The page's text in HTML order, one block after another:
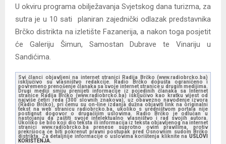
U okviru programa obilježavanja Svjetskog dana turizma, za
sutra je u 10 sati planiran zajednički odlazak predstavnika
Brčko distrikta na izletište Fazanerija, a nakon toga posjetit
će Galeriju Šimun, Samostan Dubrave te Vinariju u
Sandićima.
Svi članci objavljeni na internet stranici Radija Brčko (www.radiobrcko.ba)
isključivo su vlasništvo redakcije. Radio Brčko dopušta ograničeno i
povremeno prenošenje članaka sa svoje internet stranice u drugim medijima.
Drugi mediji smiju prenijeti informacije iz pojedinih članaka sa Internet
stranice Radija Brčko (www.radiobrcko.ba) isključivo kao kratku vijest od
najviše četiri reda (300 slovnih znakova), uz obavezno navođenje izvora
(Radio Brčko), pri čemu su on-line izdanja dužna objaviti link na originalni
tekst na web stranicu radiobrcko.ba, ukoliko s uredništvom portala nije
postignut dogovor o drugačijim uslovima. Radio Brčko je odlučan u
nastojanju da zaštiti svoje intelektualno vlasništvo i rad svojih autora.
Ukoliko se bilo koji dio teksta ili informacija iz teksta objavljenog na internet
stranici www.radiobrcko.ba prenese suprotno ovim pravilima, protiv
prekršioca će biti pokrenut pravni postupak pred Osnovnim sudom Brčko
distrikta. Za detaljnije informacije o uslovima korištenja kliknite na USLOVI
KORIŠTENJA.